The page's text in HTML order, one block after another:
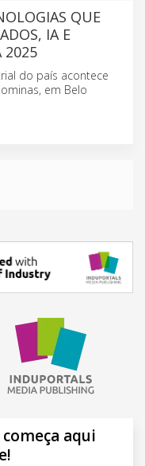
QUE
IA E
2025
do país acontece
em Belo
aqui